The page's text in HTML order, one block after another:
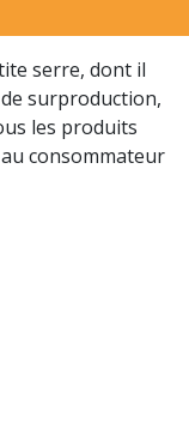
serre, dont il
surproduction,
les produits
consommateur